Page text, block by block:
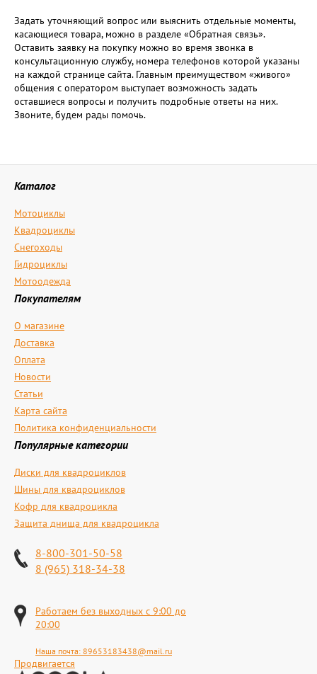
Задать уточняющий вопрос или выяснить отдельные моменты,
касающиеся товара, можно в разделе «Обратная связь».
Оставить заявку на покупку можно во время звонка в
консультационную службу, номера телефонов которой указаны
на каждой странице сайта. Главным преимуществом «живого»
общения с оператором выступает возможность задать
оставшиеся вопросы и получить подробные ответы на них.
Звоните, будем рады помочь.
Каталог
Мотоциклы
Квадроциклы
Снегоходы
Гидроциклы
Мотоодежда
Покупателям
О магазине
Доставка
Оплата
Новости
Статьи
Карта сайта
Политика конфиденциальности
Популярные категории
Диски для квадроциклов
Шины для квадроциклов
Кофр для квадроцикла
Защита днища для квадроцикла
8-800-301-50-58
8 (965) 318-34-38
Работаем без выходных с 9:00 до
20:00
Наша почта: 89653183438@mail.ru
Продвигается